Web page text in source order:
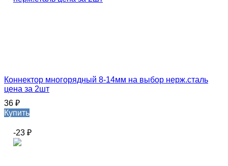
Коннектор многорядный 8-14мм на выбор нерж.сталь
цена за 2шт
36 ₽
Купить
-23 ₽